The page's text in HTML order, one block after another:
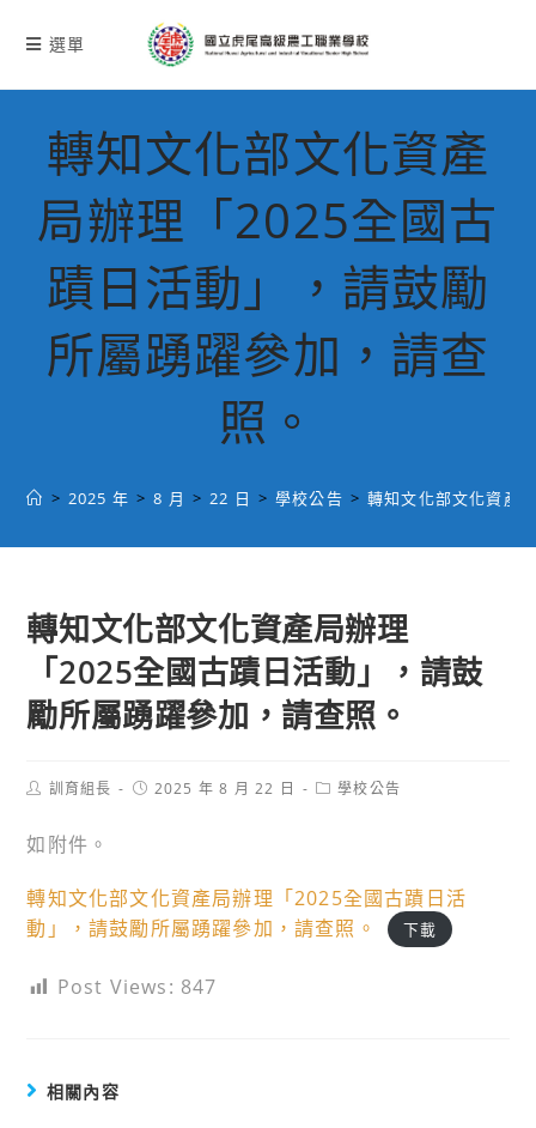
選單
轉知文化部文化資產
局辦理「2025全國古
蹟日活動」，請鼓勵
所屬踴躍參加，請查
照。
> 2025 年 > 8 月 > 22 日 > 學校公告 > 轉知文化部文化資產
轉知文化部文化資產局辦理
「2025全國古蹟日活動」，請鼓
勵所屬踴躍參加，請查照。
Post訓育組長
Post2025 年 8 月 22 日
Post學校公告
如附件。
轉知文化部文化資產局辦理「2025全國古蹟日活
動」，請鼓勵所屬踴躍參加，請查照。
下載
Post Views: 847
相關內容